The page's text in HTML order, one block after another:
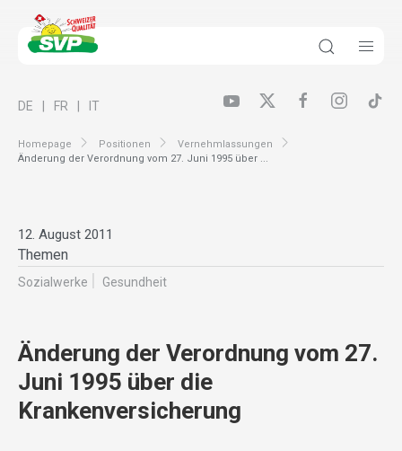
Homepage Positionen
Vernehmlassungen
Änderung der Verordnung vom 27. Juni 1995 über ...
DE FR IT
12. August 2011
Themen
Sozialwerke Gesundheit
Änderung der Verordnung vom 27.
Juni 1995 über die
Krankenversicherung